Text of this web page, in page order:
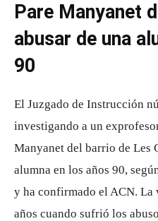
Pare Manyanet
abusar de una
90
El Juzgado de Instrucción
investigando a un
Manyanet del barrio de Les
alumna en los años 90,
y ha confirmado el ACN. La
años cuando sufrió los